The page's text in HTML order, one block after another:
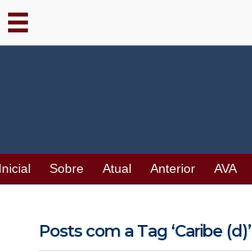
Inicial Sobre Atual Anterior AVA
Posts com a Tag ‘Caribe (d)’